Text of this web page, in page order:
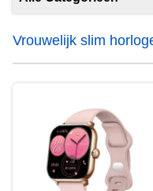
Vrouwelijk slim